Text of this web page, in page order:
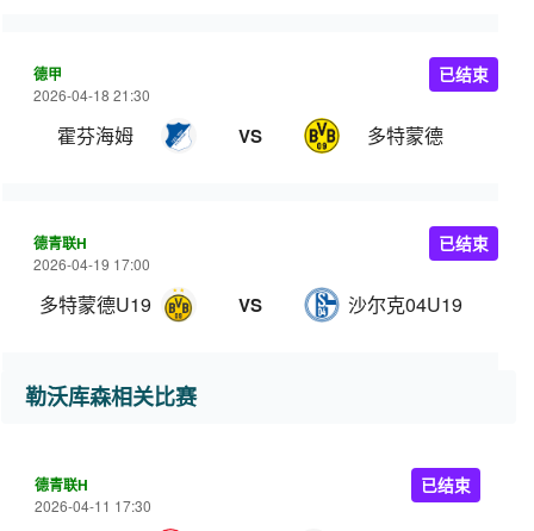
德甲
2026-04-18 21:30
霍芬海姆 VS 多特蒙德
已结束
德青联H
2026-04-19 17:00
多特蒙德U19 VS 沙尔克04U19
已结束
勒沃库森相关比赛
德青联H
2026-04-11 17:30
已结束